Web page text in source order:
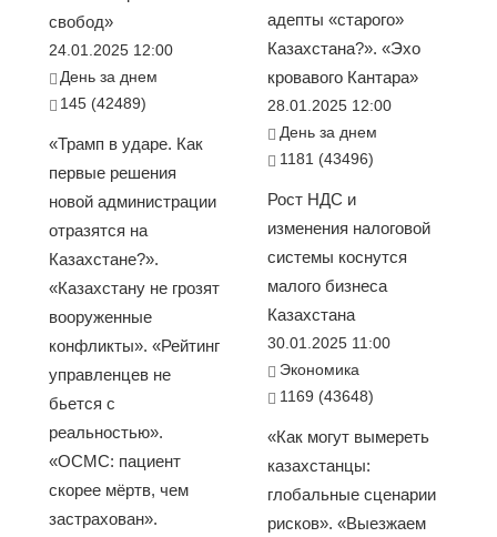
свобод»
24.01.2025 12:00
День за днем
145 (42489)
«Трамп в ударе. Как
первые решения
новой администрации
отразятся на
Казахстане?».
«Казахстану не грозят
вооруженные
конфликты». «Рейтинг
управленцев не
бьется с
реальностью».
«ОСМС: пациент
скорее мёртв, чем
застрахован».
адепты «старого»
Казахстана?». «Эхо
кровавого Кантара»
28.01.2025 12:00
День за днем
1181 (43496)
Рост НДС и
изменения налоговой
системы коснутся
малого бизнеса
Казахстана
30.01.2025 11:00
Экономика
1169 (43648)
«Как могут вымереть
казахстанцы:
глобальные сценарии
рисков». «Выезжаем